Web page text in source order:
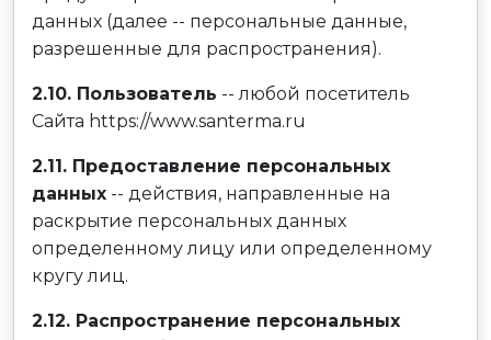
данных (далее -- персональные данные,
разрешенные для распространения).
2.10. Пользователь -- любой посетитель
Сайта https://www.santerma.ru
2.11. Предоставление персональных
данных -- действия, направленные на
раскрытие персональных данных
определенному лицу или определенному
кругу лиц.
2.12. Распространение персональных